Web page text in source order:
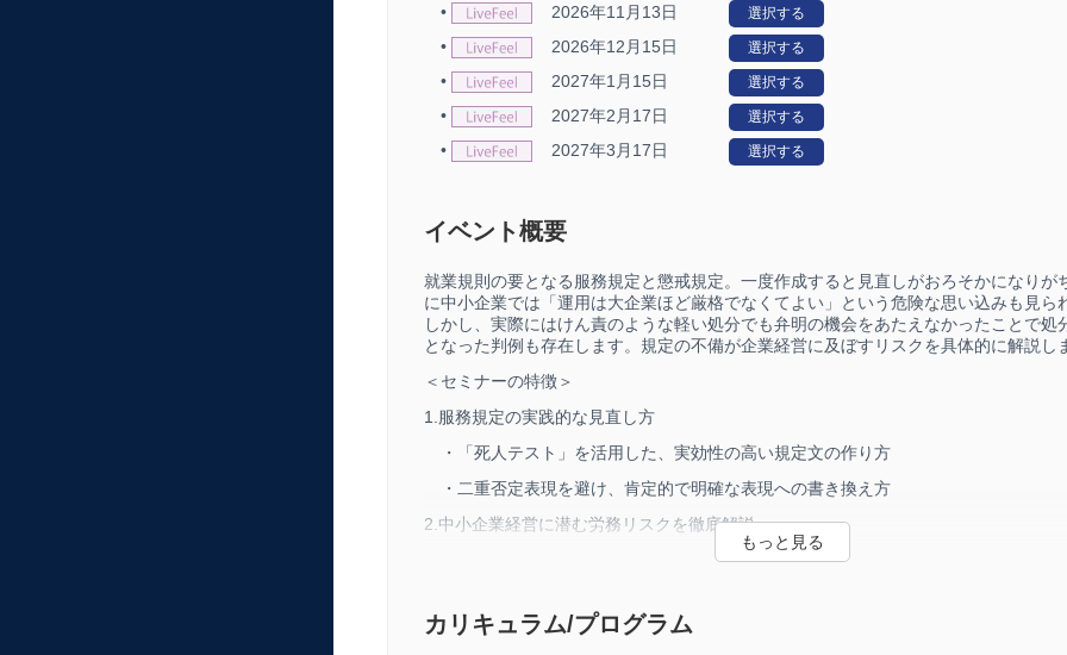
• 2026年11月13日 選択する
• 2026年12月15日 選択する
• 2027年1月15日 選択する
• 2027年2月17日 選択する
• 2027年3月17日 選択する
イベント概要
就業規則の要となる服務規定と懲戒規定。一度作成すると見直しがおろそかになりが
に中小企業では「運用は大企業ほど厳格でなくてよい」という危険な思い込みも見ら
しかし、実際にはけん責のような軽い処分でも弁明の機会をあたえなかったことで処
となった判例も存在します。規定の不備が企業経営に及ぼすリスクを具体的に解説し
＜セミナーの特徴＞
1.服務規定の実践的な見直し方
・「死人テスト」を活用した、実効性の高い規定文の作り方
・二重否定表現を避け、肯定的で明確な表現への書き換え方
2.中小企業経営に潜む労務リスクを徹底解説
・中小企業特有の「人情論」が裁判で通用しない実態
3.懲戒処分の適切な運用手順
カリキュラム/プログラム